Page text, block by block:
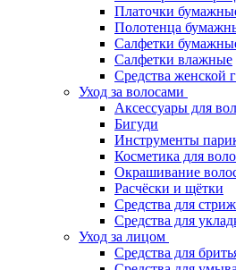
Платочки
Полотенца
Салфетки
Салфетки влажные
Средства женской
Уход за волосами
Аксессуары для
Бигуди
Инструменты
Косметика для
Окрашивание
Расчёски и щётки
Средства для
Средства для
Уход за лицом
Средства для